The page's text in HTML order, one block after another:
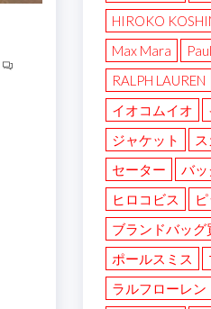
HIROKO
Max Mara
RALPH LAUREN
イオコムイオ
ジャケット
セーター
バッ
ヒロコビス
ブランドバッグ
ポールスミス
ラルフローレン